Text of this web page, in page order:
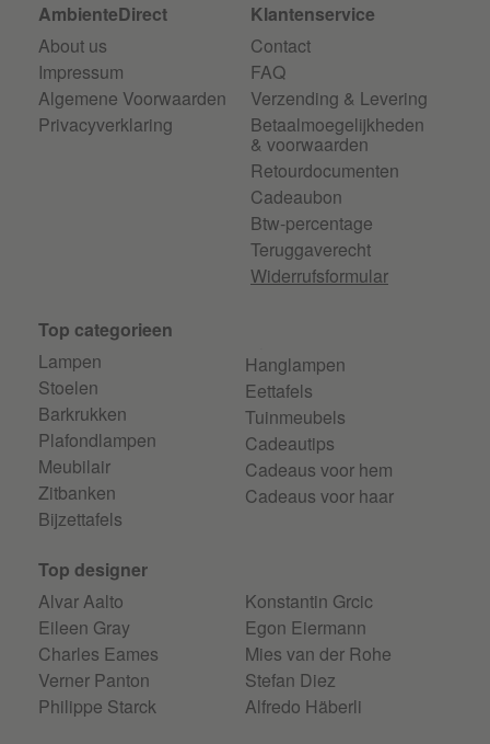
AmbienteDirect
About us
Impressum
Algemene Voorwaarden
Privacyverklaring
Klantenservice
Contact
FAQ
Verzending & Levering
Betaalmoegelijkheden
& voorwaarden
Retourdocumenten
Cadeaubon
Btw-percentage
Teruggaverecht
Widerrufsformular
Top categorieen
Lampen
Stoelen
Barkrukken
Plafondlampen
Meubilair
Zitbanken
Bijzettafels
Hanglampen
Eettafels
Tuinmeubels
Cadeautips
Cadeaus voor hem
Cadeaus voor haar
Top designer
Alvar Aalto
Eileen Gray
Charles Eames
Verner Panton
Philippe Starck
Konstantin Grcic
Egon Eiermann
Mies van der Rohe
Stefan Diez
Alfredo Häberli